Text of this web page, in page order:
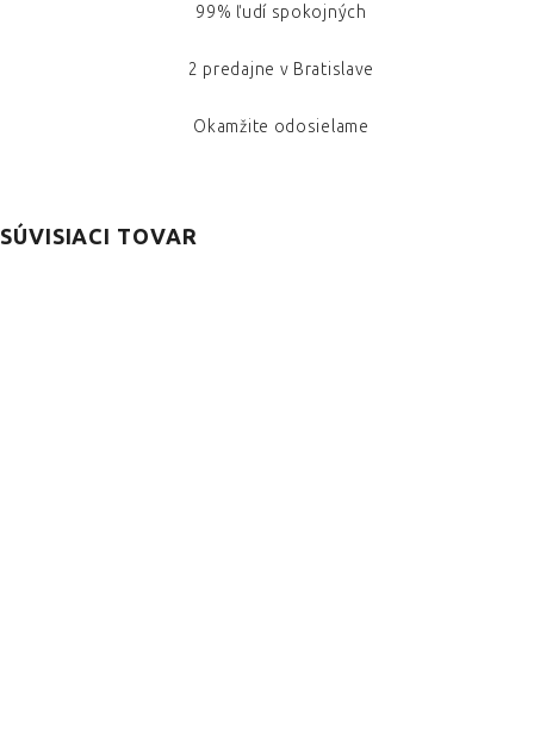
99% ľudí spokojných
2 predajne v Bratislave
Okamžite odosielame
SÚVISIACI TOVAR